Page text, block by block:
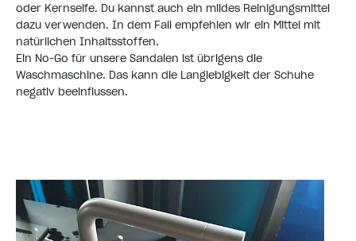
oder Kernseife. Du kannst auch ein mildes Reinigungsmittel
dazu verwenden. In dem Fall empfehlen wir ein Mittel mit
natürlichen Inhaltsstoffen.
Ein No-Go für unsere Sandalen ist übrigens die
Waschmaschine. Das kann die Langlebigkeit der Schuhe
negativ beeinflussen.